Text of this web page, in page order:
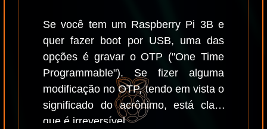
Se você tem um Raspberry Pi 3B e
quer fazer boot por USB, uma das
opções é gravar o OTP ("One Time
Programmable"). Se fizer alguma
modificação no OTP, tendo em vista o
significado do acrônimo, está claro
que é irreversível.